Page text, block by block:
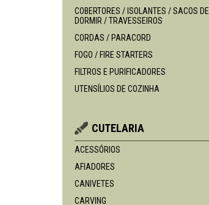
COBERTORES / ISOLANTES / SACOS DE
DORMIR / TRAVESSEIROS
CORDAS / PARACORD
FOGO / FIRE STARTERS
FILTROS E PURIFICADORES
UTENSÍLIOS DE COZINHA
CUTELARIA
ACESSÓRIOS
AFIADORES
CANIVETES
CARVING